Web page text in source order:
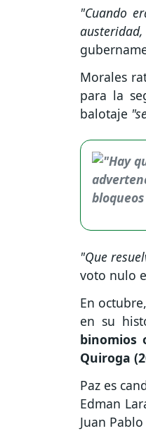
"Cuando
Morales
para la
balotaje
"Que
voto nulo
En
en su
binomios
Quiroga
Paz es
Edman
Juan